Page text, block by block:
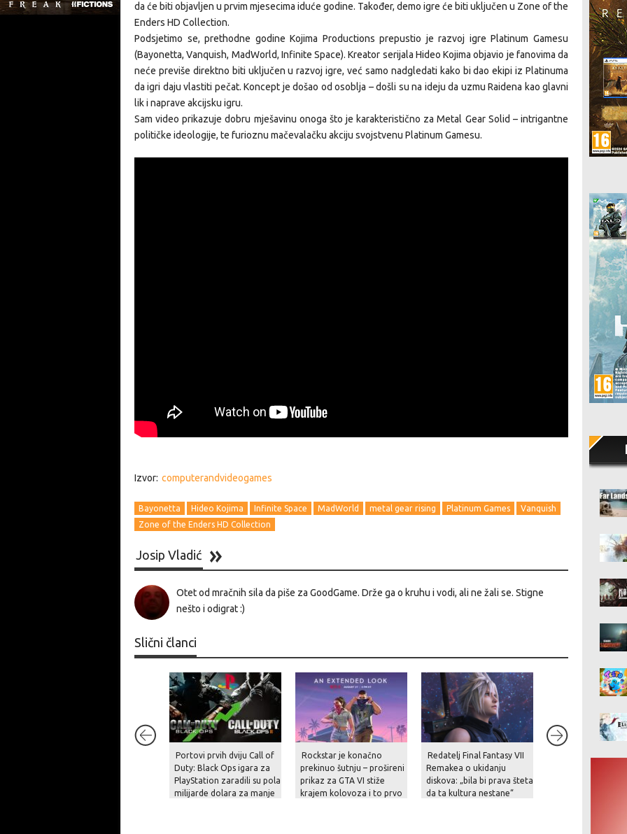
da će biti objavljen u prvim mjesecima iduće godine. Također, demo igre će biti uključen u Zone of the
Enders HD Collection.
Podsjetimo se, prethodne godine Kojima Productions prepustio je razvoj igre Platinum Gamesu
(Bayonetta, Vanquish, MadWorld, Infinite Space). Kreator serijala Hideo Kojima objavio je fanovima da
neće previše direktno biti uključen u razvoj igre, već samo nadgledati kako bi dao ekipi iz Platinuma
da igri daju vlastiti pečat. Koncept je došao od osoblja – došli su na ideju da uzmu Raidena kao glavni
lik i naprave akcijsku igru.
Sam video prikazuje dobru mješavinu onoga što je karakteristično za Metal Gear Solid – intrigantne
političke ideologije, te furioznu mačevalačku akciju svojstvenu Platinum Gamesu.
Izvor: computerandvideogames
Bayonetta Hideo Kojima Infinite Space MadWorld metal gear rising Platinum Games
Vanquish
Zone of the Enders HD Collection
Josip Vladić
Otet od mračnih sila da piše za GoodGame. Drže ga o kruhu i vodi, ali ne žali se. Stigne
nešto i odigrat :)
Slični članci
Portovi prvih dviju Call of
Duty: Black Ops igara za
PlayStation zaradili su pola
milijarde dolara za manje
Rockstar je konačno
prekinuo šutnju – prošireni
prikaz za GTA VI stiže
krajem kolovoza i to prvo
Redatelj Final Fantasy VII
Remakea o ukidanju
diskova: „bila bi prava šteta
da ta kultura nestane“